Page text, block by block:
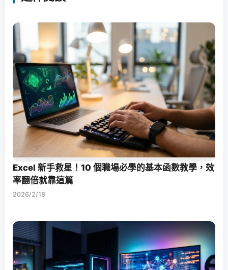
Excel 新手救星！10 個職場必學的基本函數教學，效
率翻倍就靠這篇
2026/2/18